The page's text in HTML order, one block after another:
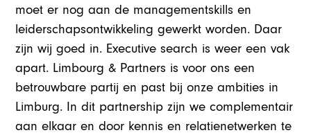
moet er nog aan de managementskills en
leiderschapsontwikkeling gewerkt worden. Daar
zijn wij goed in. Executive search is weer een vak
apart. Limbourg & Partners is voor ons een
betrouwbare partij en past bij onze ambities in
Limburg. In dit partnership zijn we complementair
aan elkaar en door kennis en relatienetwerken te